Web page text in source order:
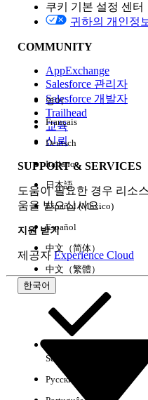
Edition
경험
쿠키 기본 설정 센터
귀하의 개인정
COMMUNITY
AppExchange
Salesforce 관리자
Salesforce 개발자
Trailhead
교육
신뢰
SUPPORT & SERVICES
도움이 필요한 경우 리소
움을 받으십시오.
지원 받기
제공자 Experience Cloud
한국어
영어
Français
Deutsch
Italiano
日本語
Español (México)
Español
中文（简体）
中文（繁體）
Select Org
Русский